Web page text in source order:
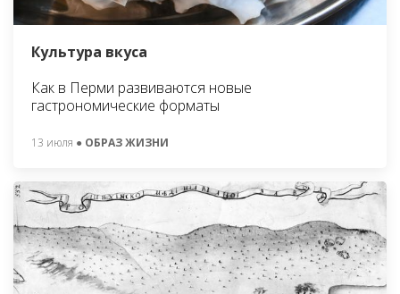
Культура вкуса
Как в Перми развиваются новые
гастрономические форматы
13 июля ● ОБРАЗ ЖИЗНИ